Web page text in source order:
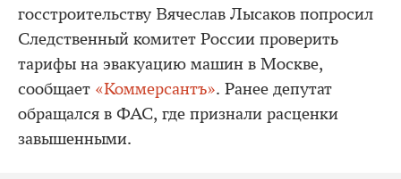
госстроительству Вячеслав Лысаков попросил
Следственный комитет России проверить
тарифы на эвакуацию машин в Москве,
сообщает «Коммерсантъ». Ранее депутат
обращался в ФАС, где признали расценки
завышенными.